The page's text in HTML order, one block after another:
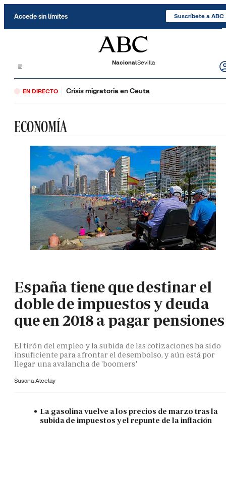
Accede sin límites Suscríbete a ABC
NacionalSevilla
EN DIRECTO Crisis migratoria en Ceuta
ECONOMÍA
España tiene que destinar el
doble de impuestos y deuda
que en 2018 a pagar pensiones
El tirón del empleo y la subida de las cotizaciones ha sido
insuficiente para afrontar el desembolso, y aún está por
llegar una avalancha de 'boomers'
Susana Alcelay
La gasolina vuelve a los precios de marzo tras la
subida de impuestos y el repunte de la inflación